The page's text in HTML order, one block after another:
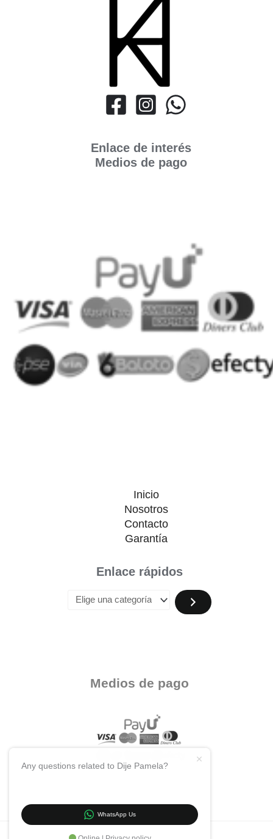
Enlace de interés
Medios de pago
Inicio
Nosotros
Contacto
Garantía
Enlace rápidos
Medios de pago
Any questions related to Dije Pamela?
WhatsApp Us